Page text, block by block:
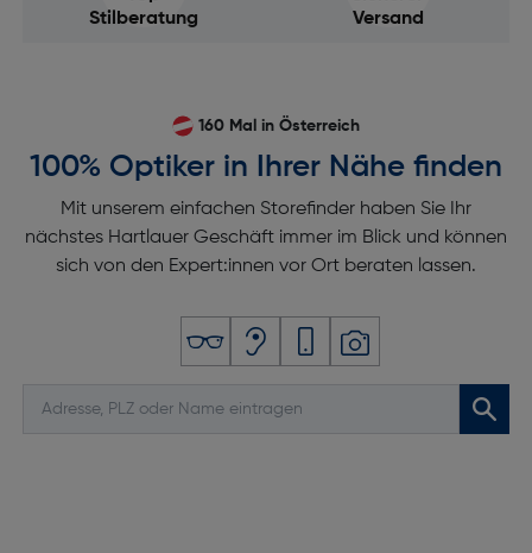
Stilberatung
Versand
160 Mal in Österreich
100% Optiker in Ihrer Nähe finden
Mit unserem einfachen Storefinder haben Sie Ihr
nächstes Hartlauer Geschäft immer im Blick und können
sich von den Expert:innen vor Ort beraten lassen.